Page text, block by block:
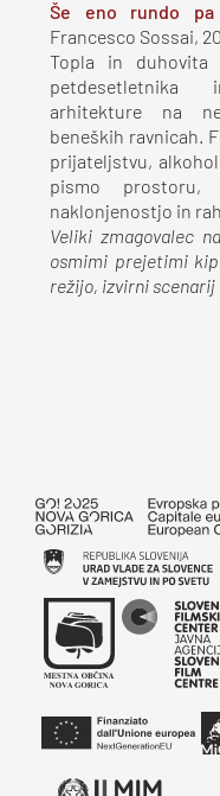
Še eno rundo pa
Francesco Sossai,
Topla in
petdesetletnika
arhitekture na
beneških ravnicah.
prijateljstvu,
pismo
naklonjenostjo in
Veliki zmagovalec
osmimi prejetimi
režijo, izvirni scenarij